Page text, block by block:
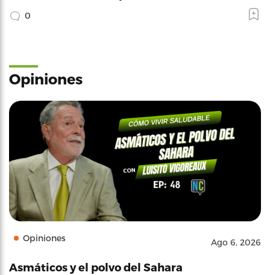
0
Opiniones
Opiniones Ago 6, 2026
Asmáticos y el polvo del Sahara